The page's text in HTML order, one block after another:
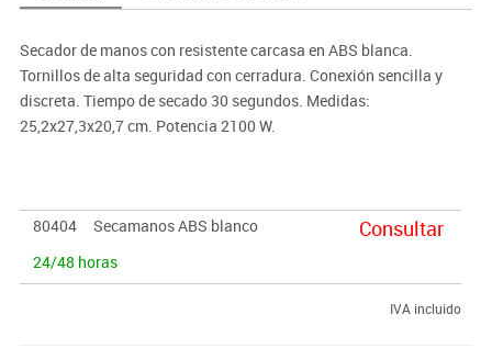
Secador de manos con resistente carcasa en ABS blanca.
Tornillos de alta seguridad con cerradura. Conexión sencilla y
discreta. Tiempo de secado 30 segundos. Medidas:
25,2x27,3x20,7 cm. Potencia 2100 W.
80404
Secamanos ABS blanco
24/48 horas
Consultar
IVA incluido